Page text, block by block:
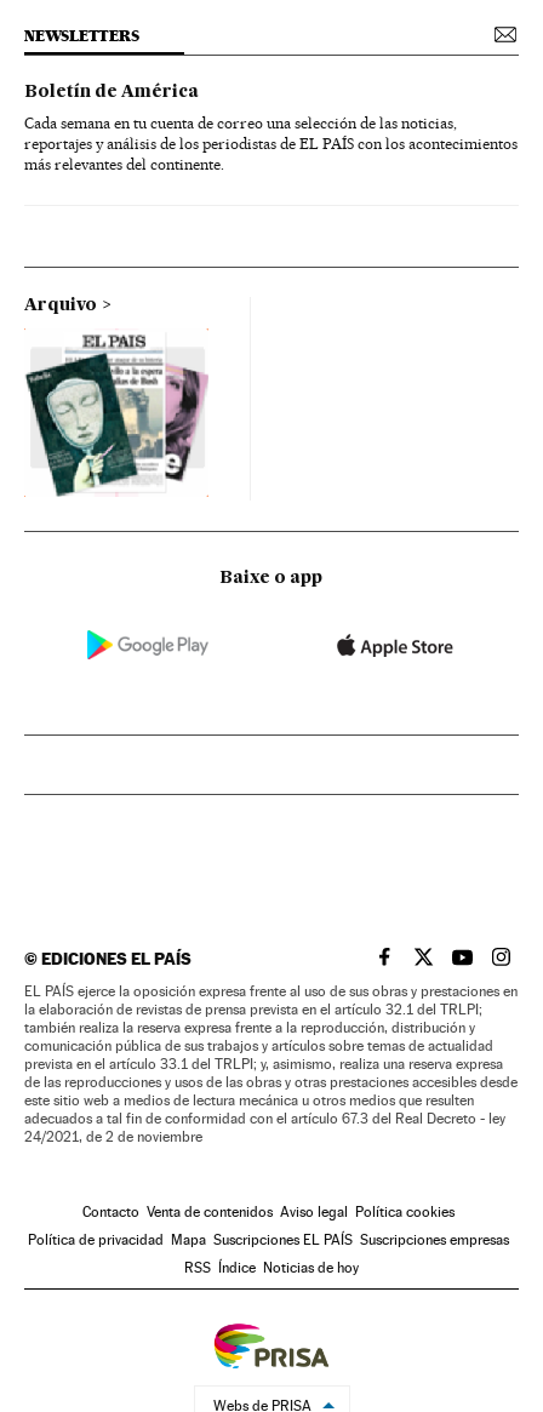
NEWSLETTERS
Boletín de América
Cada semana en tu cuenta de correo una selección de las noticias,
reportajes y análisis de los periodistas de EL PAÍS con los acontecimientos
más relevantes del continente.
Arquivo
Baixe o app
©EDICIONES EL PAÍS EL PAÍS BRASIL EN
EL PAÍSEL PAÍS
EL
EL PAÍS ejerce la oposición expresa frente al uso de sus obras y prestaciones en
la elaboración de revistas de prensa prevista en el artículo 32.1 del TRLPI;
también realiza la reserva expresa frente a la reproducción, distribución y
comunicación pública de sus trabajos y artículos sobre temas de actualidad
prevista en el artículo 33.1 del TRLPI; y, asimismo, realiza una reserva expresa
de las reproducciones y usos de las obras y otras prestaciones accesibles desde
este sitio web a medios de lectura mecánica u otros medios que resulten
adecuados a tal fin de conformidad con el artículo 67.3 del Real Decreto - ley
24/2021, de 2 de noviembre
Contacto Venta de contenidos Aviso legal Política cookies
Política de privacidad Mapa Suscripciones EL PAÍS Suscripciones empresas
RSS Índice Noticias de hoy
Webs de PRISA